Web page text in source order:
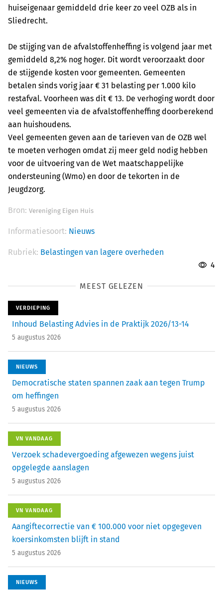
huiseigenaar gemiddeld drie keer zo veel OZB als in
Sliedrecht.
De stijging van de afvalstoffenheffing is volgend jaar met
gemiddeld 8,2% nog hoger. Dit wordt veroorzaakt door
de stijgende kosten voor gemeenten. Gemeenten
betalen sinds vorig jaar € 31 belasting per 1.000 kilo
restafval. Voorheen was dit € 13. De verhoging wordt door
veel gemeenten via de afvalstoffenheffing doorberekend
aan huishoudens.
Veel gemeenten geven aan de tarieven van de OZB wel
te moeten verhogen omdat zij meer geld nodig hebben
voor de uitvoering van de Wet maatschappelijke
ondersteuning (Wmo) en door de tekorten in de
Jeugdzorg.
Bron: Vereniging Eigen Huis
Informatiesoort: Nieuws
Rubriek: Belastingen van lagere overheden
4
MEEST GELEZEN
VERDIEPING
Inhoud Belasting Advies in de Praktijk 2026/13-14
5 augustus 2026
NIEUWS
Democratische staten spannen zaak aan tegen Trump
om heffingen
5 augustus 2026
VN VANDAAG
Verzoek schadevergoeding afgewezen wegens juist
opgelegde aanslagen
5 augustus 2026
VN VANDAAG
Aangiftecorrectie van € 100.000 voor niet opgegeven
koersinkomsten blijft in stand
5 augustus 2026
NIEUWS